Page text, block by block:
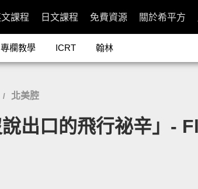
課程 日文課程 免費資源 關於希平方
專欄教學 ICRT 翰林
/ 北美腔
說出口的飛行祕辛」